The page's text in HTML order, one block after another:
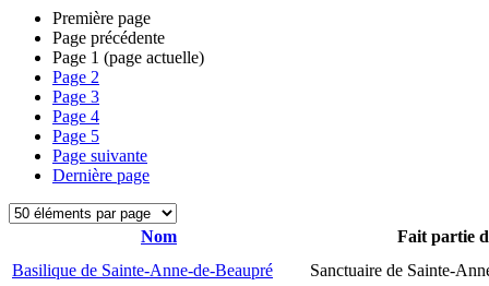
Première page
Page précédente
Page 1 (page actuelle)
Page 2
Page 3
Page 4
Page 5
Page suivante
Dernière page
Nom
Fait partie
Basilique de Sainte-Anne-de-Beaupré
Sanctuaire de Sainte-